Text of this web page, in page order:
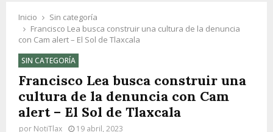
Inicio
Sin categoría
Francisco Lea busca construir una cultura de la denuncia
con Cam alert – El Sol de Tlaxcala
SIN CATEGORÍA
Francisco Lea busca construir una
cultura de la denuncia con Cam
alert – El Sol de Tlaxcala
por NotiTlax 19 abril, 2023